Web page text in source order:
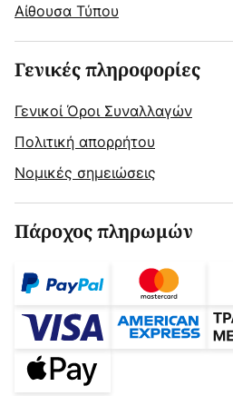
Αίθουσα Τύπου
Γενικές πληροφορίες
Γενικοί Όροι Συναλλαγών
Πολιτική απορρήτου
Νομικές σημειώσεις
Πάροχος πληρωμών